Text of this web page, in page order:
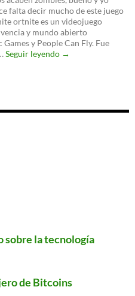
falta decir mucho de este juego
ortnite es un videojuego
y mundo abierto
y People Can Fly. Fue
Seguir leyendo ‘Fortnite’
→
sobre la tecnología
de Bitcoins